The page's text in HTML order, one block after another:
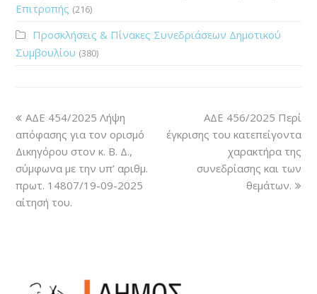
Επιτροπής (216)
Προσκλήσεις & Πίνακες Συνεδριάσεων Δημοτικού
Συμβουλίου (380)
ΑΔΕ 454/2025 Λήψη
απόφασης για τον ορισμό
Δικηγόρου στον κ. Β. Δ.,
σύμφωνα με την υπ’ αριθμ.
πρωτ. 14807/19-09-2025
αίτησή του.
ΑΔΕ 456/2025 Περί
έγκρισης του κατεπείγοντα
χαρακτήρα της
συνεδρίασης και των
θεμάτων.